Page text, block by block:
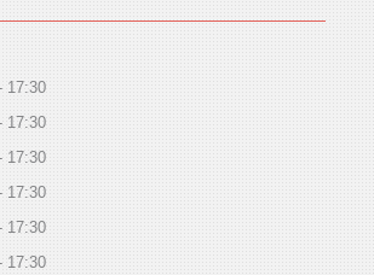
17:30
17:30
17:30
17:30
17:30
17:30